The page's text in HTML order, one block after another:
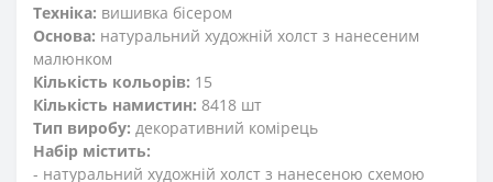
Техніка: вишивка бісером
Основа: натуральний художній холст з нанесеним
малюнком
Кількість кольорів: 15
Кількість намистин: 8418 шт
Тип виробу: декоративний комірець
Набір містить:
- натуральний художній холст з нанесеною схемою